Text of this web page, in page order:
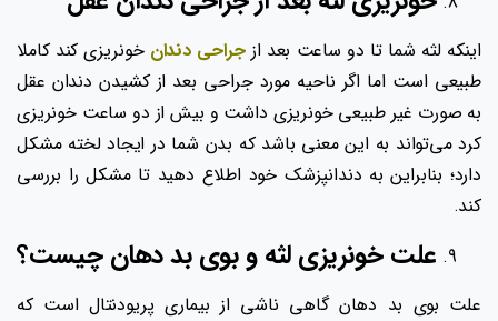
اینکه لثه شما تا دو ساعت بعد ازجراحی دندان خونریزی کند کاملا
طبیعی است اما اگر ناحیه مورد جراحی بعد از کشیدن دندان عقل
به صورت غیر طبیعی خونریزی داشت و بیش از دو ساعت خونریزی
کرد می‌تواند به این معنی باشد که بدن شما در ایجاد لخته مشکل
دارد؛ بنابراین به دندانپزشک خود اطلاع دهید تا مشکل را بررسی
کند.
علت خونریزی لثه و بوی بد دهان چیست؟
علت بوی بد دهان گاهی ناشی از بیماری پریودنتال است که